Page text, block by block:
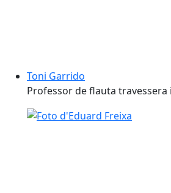
Toni Garrido
Professor de flauta travessera